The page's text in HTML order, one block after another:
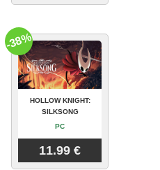
HOLLOW KNIGHT:
SILKSONG
PC
11.99 €
-38%